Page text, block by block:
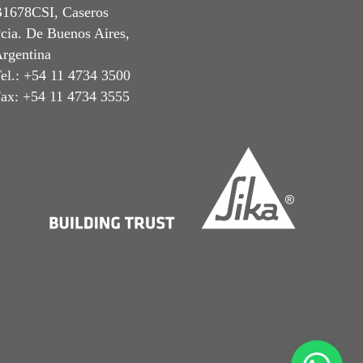
Caseros
De Buenos Aires,
+54 11 4734 3500
+54 11 4734 3555